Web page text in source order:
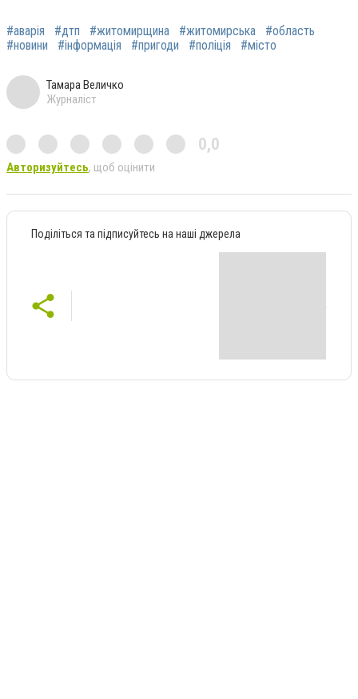
#аварія #дтп #житомирщина #житомирська
#область
#новини
#інформація #пригоди #поліція #місто
Тамара Величко
Журналіст
0,0
Авторизуйтесь, щоб оцінити
Поділіться та підписуйтесь на наші джерела